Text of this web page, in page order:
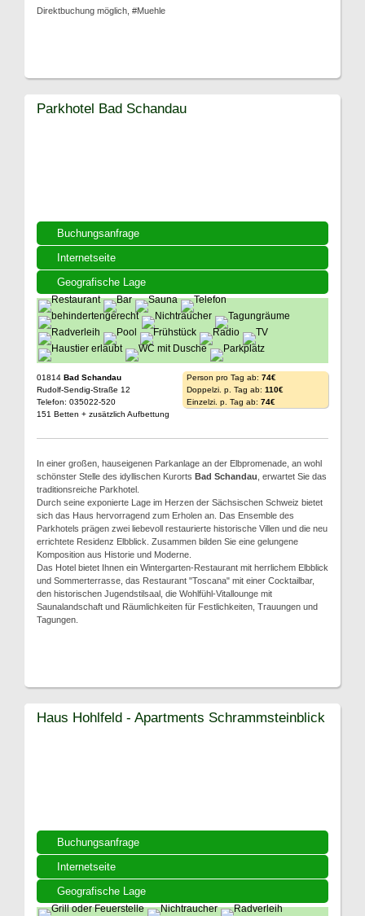
Direktbuchung möglich, #Muehle
Buchungsanfrage
Internetseite
Geografische Lage
Parkhotel Bad Schandau
01814 Bad Schandau
Rudolf-Sendig-Straße 12
Telefon: 035022-520
151 Betten + zusätzlich Aufbettung
Person pro Tag ab: 74€
Doppelzi. p. Tag ab: 110€
Einzelzi. p. Tag ab: 74€
In einer großen, hauseigenen Parkanlage an der Elbpromenade, an wohl
schönster Stelle des idyllischen Kurorts Bad Schandau , erwartet Sie das
traditionsreiche Parkhotel.
Durch seine exponierte Lage im Herzen der Sächsischen Schweiz bietet
sich das Haus hervorragend zum Erholen an. Das Ensemble des
Parkhotels prägen zwei liebevoll restaurierte historische Villen und die neu
errichtete Residenz Elbblick. Zusammen bilden Sie eine gelungene
Komposition aus Historie und Moderne.
Das Hotel bietet Ihnen ein Wintergarten-Restaurant mit herrlichem Elbblick
und Sommerterrasse, das Restaurant "Toscana" mit einer Cocktailbar,
den historischen Jugendstilsaal, die Wohlfühl-Vitallounge mit
Saunalandschaft und Räumlichkeiten für Festlichkeiten, Trauungen und
Tagungen.
Buchungsanfrage
Internetseite
Geografische Lage
Haus Hohlfeld - Apartments Schrammsteinblick